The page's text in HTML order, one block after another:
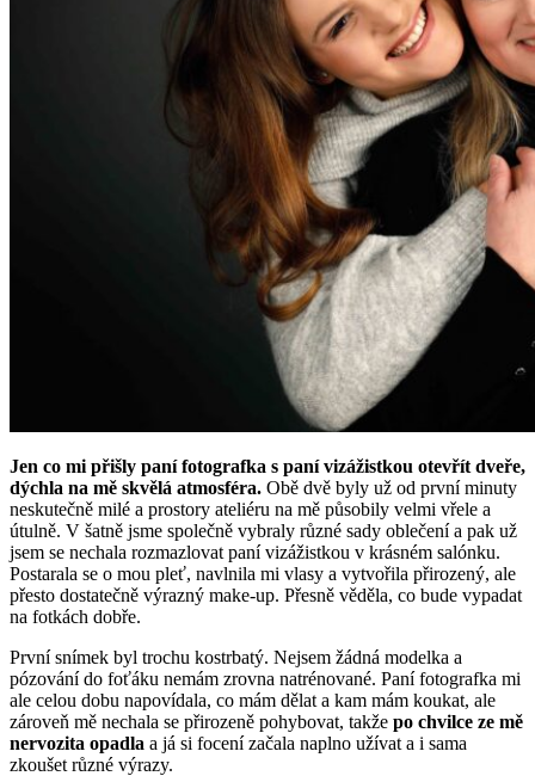
Jen co mi přišly paní fotografka s paní vizážistkou otevřít dveře,
dýchla na mě skvělá atmosféra. Obě dvě byly už od první minuty
neskutečně milé a prostory ateliéru na mě působily velmi vřele a
útulně. V šatně jsme společně vybraly různé sady oblečení a pak už
jsem se nechala rozmazlovat paní vizážistkou v krásném salónku.
Postarala se o mou pleť, navlnila mi vlasy a vytvořila přirozený, ale
přesto dostatečně výrazný make-up. Přesně věděla, co bude vypadat
na fotkách dobře.
První snímek byl trochu kostrbatý. Nejsem žádná modelka a
pózování do foťáku nemám zrovna natrénované. Paní fotografka mi
ale celou dobu napovídala, co mám dělat a kam mám koukat, ale
zároveň mě nechala se přirozeně pohybovat, takže po chvilce ze mě
nervozita opadla a já si focení začala naplno užívat a i sama
zkoušet různé výrazy.